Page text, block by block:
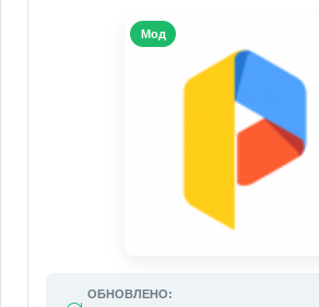
ОБНОВЛЕНО:
Мод